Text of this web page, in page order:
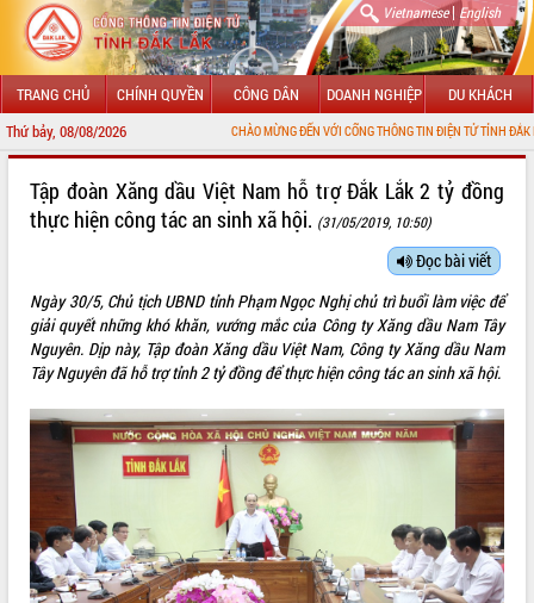
Vietnamese| English
TRANG CHỦ CHÍNH QUYỀN CÔNG DÂN DOANH NGHIỆP DU KHÁCH
Thứ bảy, 08/08/2026 CHÀO MỪNG ĐẾN VỚI CỔNG THÔNG TIN ĐIỆN TỬ TỈNH ĐẮK LẮK
LÃNH ĐẠO UBND TỈNH
SỞ, BAN, NGÀNH
UBND CÁC XÃ, PHƯỜNG
THÔNG TIN CHỈ ĐẠO ĐIỀU HÀNH
HỆ THỐNG VĂN BẢN
VĂN BẢN HĐND TỈNH
ĐIỂM TIN VĂN BẢN
Tập đoàn Xăng dầu Việt Nam hỗ trợ Đắk Lắk 2 tỷ đồng
thực hiện công tác an sinh xã hội. (31/05/2019, 10:50)
Đọc bài viết
Ngày 30/5, Chủ tịch UBND tỉnh Phạm Ngọc Nghị chủ trì buổi làm việc để
giải quyết những khó khăn, vướng mắc của Công ty Xăng dầu Nam Tây
Nguyên. Dịp này, Tập đoàn Xăng dầu Việt Nam, Công ty Xăng dầu Nam
Tây Nguyên đã hỗ trợ tỉnh 2 tỷ đồng để thực hiện công tác an sinh xã hội.